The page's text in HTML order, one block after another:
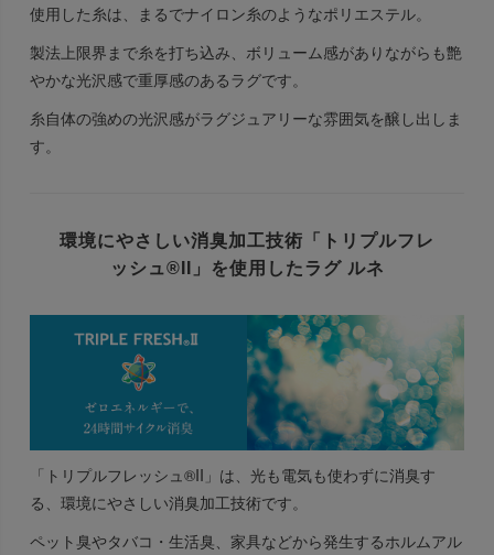
使用した糸は、まるでナイロン糸のようなポリエステル。
製法上限界まで糸を打ち込み、ボリューム感がありながらも艶
やかな光沢感で重厚感のあるラグです。
糸自体の強めの光沢感がラグジュアリーな雰囲気を醸し出しま
す。
環境にやさしい消臭加工技術 「トリプルフレ
ッシュ®II」を使用したラグ ルネ
「トリプルフレッシュ®II」は、光も電気も使わずに消臭す
る、環境にやさしい消臭加工技術です。
ペット臭やタバコ・生活臭、家具などから発生するホルムアル